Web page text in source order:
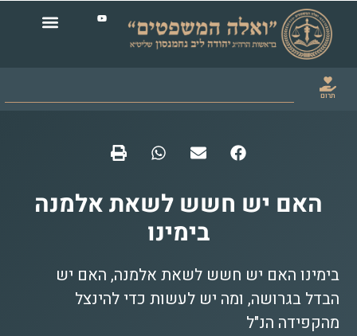
תרום
האם יש חשש לשאת אלמנה
בימינו
בימינו האם יש חשש לשאת אלמנה, האם יש
הבדל בגרושה, ומה יש לעשות כדי להינצל
מהקפידה הנ"ל